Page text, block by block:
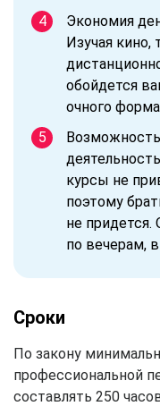
Экономия
Изучая кино,
обойдется
очного
курсы не
поэтому
не
по вечерам,
Сроки
По закону
профессиональной
составлять 250